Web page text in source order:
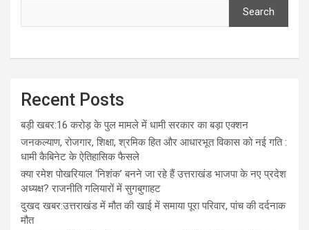
Search
Recent Posts
बड़ी खबर:16 करोड़ के पुल मामले में धामी सरकार का बड़ा एक्शन
जनकल्याण, रोजगार, शिक्षा, श्रमिक हित और आधारभूत विकास को नई गति :
धामी कैबिनेट के ऐतिहासिक फैसले
क्या रमेश पोखरियाल ‘निशंक’ बनने जा रहे हैं उत्तराखंड भाजपा के नए प्रदेश
अध्यक्ष? राजनीति गलियारों में सुगबुगाहट
दुखद खबर:उत्तराखंड में मौत की खाई में समाया पूरा परिवार, पांच की दर्दनाक
मौत